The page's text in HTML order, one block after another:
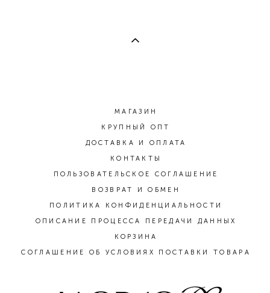
МАГАЗИН
КРУПНЫЙ ОПТ
ДОСТАВКА И ОПЛАТА
КОНТАКТЫ
ПОЛЬЗОВАТЕЛЬСКОЕ СОГЛАШЕНИЕ
ВОЗВРАТ И ОБМЕН
ПОЛИТИКА КОНФИДЕНЦИАЛЬНОСТИ
ОПИСАНИЕ ПРОЦЕССА ПЕРЕДАЧИ ДАННЫХ
КОРЗИНА
СОГЛАШЕНИЕ ОБ УСЛОВИЯХ ПОСТАВКИ ТОВАРА